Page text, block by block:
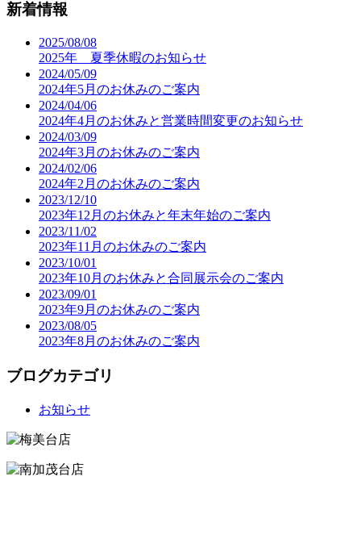
新着情報
2025/08/08
2025年 夏季休暇のお知らせ
2024/05/09
2024年5月のお休みのご案内
2024/04/06
2024年4月のお休みと営業時間変更のお知らせ
2024/03/09
2024年3月のお休みのご案内
2024/02/06
2024年2月のお休みのご案内
2023/12/10
2023年12月のお休みと年末年始のご案内
2023/11/02
2023年11月のお休みのご案内
2023/10/01
2023年10月のお休みと合同展示会のご案内
2023/09/01
2023年9月のお休みのご案内
2023/08/05
2023年8月のお休みのご案内
ブログカテゴリ
お知らせ